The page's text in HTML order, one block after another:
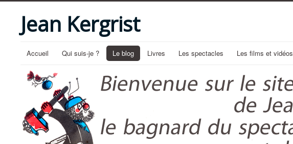
Jean Kergrist
Accueil Qui suis-je ? Le blog Livres Les spectacles Les films et vidéos